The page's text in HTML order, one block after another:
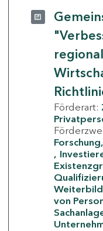
Förderart:
von